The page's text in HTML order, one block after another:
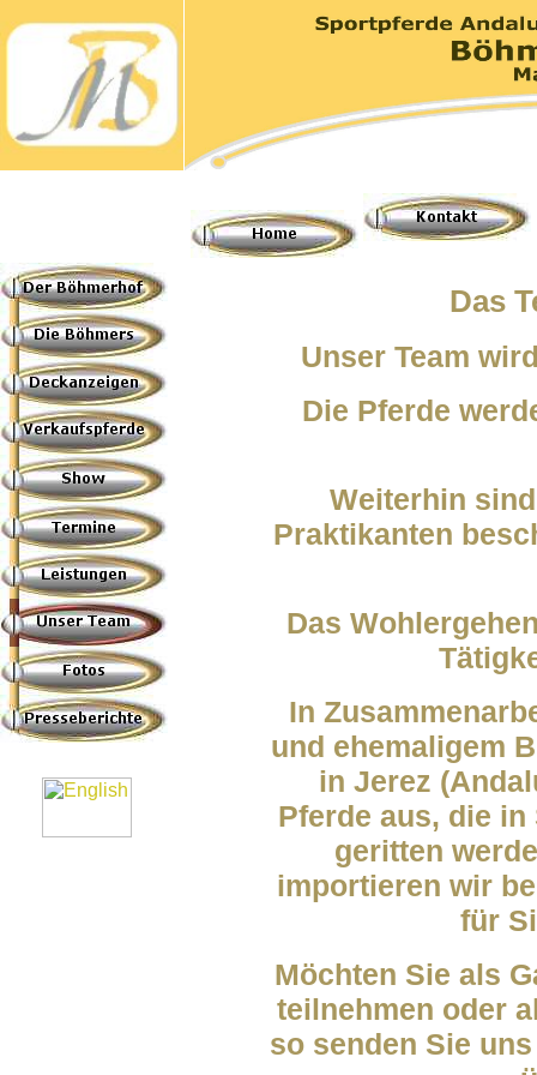
Das
Unser Team
Die Pferde
Weiterhin
Praktikanten
Das
In
und ehemaligem
in Jerez
Pferde aus, die
geritten
importieren wir
für
Möchten Sie als
teilnehmen oder
so senden Sie